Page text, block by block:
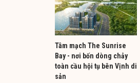
Tâm mạch The Sunrise
Bay - nơi bốn dòng chảy
toàn cầu hội tụ bên Vịnh di
sản